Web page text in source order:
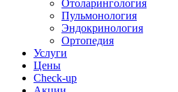
Отоларингология
Пульмонология
Эндокринология
Ортопедия
Услуги
Цены
Check-up